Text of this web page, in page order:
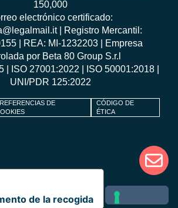
150,000
electrónico certificado:
| Registro Mercantil:
| REA: MI-1232203 | Empresa
por Beta 80 Group S.r.l
ISO 27001:2022 ISO 50001:2018
UNI/PDR 125:2022
DE
CÓDIGO DE
ÉTICA
de la recogida
de privacidad